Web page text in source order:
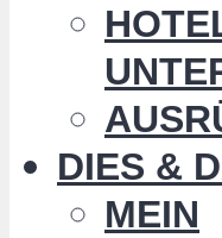
DIES &
MEIN